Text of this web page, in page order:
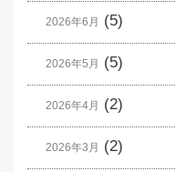
2026年6月 (5)
2026年5月 (5)
2026年4月 (2)
2026年3月 (2)